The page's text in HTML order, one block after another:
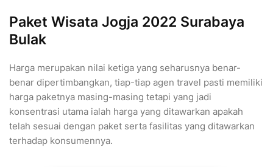
Paket Wisata Jogja 2022 Surabaya
Bulak
Harga merupakan nilai ketiga yang seharusnya benar-
benar dipertimbangkan, tiap-tiap agen travel pasti memiliki
harga paketnya masing-masing tetapi yang jadi
konsentrasi utama ialah harga yang ditawarkan apakah
telah sesuai dengan paket serta fasilitas yang ditawarkan
terhadap konsumennya.